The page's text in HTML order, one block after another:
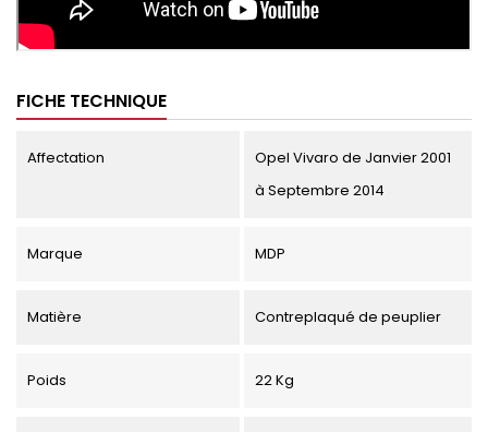
FICHE TECHNIQUE
Affectation
Opel Vivaro de Janvier 2001
à Septembre 2014
Marque MDP
Matière Contreplaqué de peuplier
Poids 22 Kg